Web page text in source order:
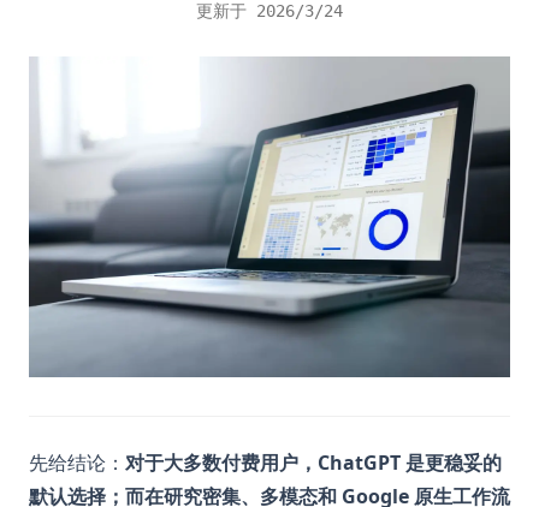
更新于 2026/3/24
先给结论： 对于大多数付费用户，ChatGPT 是更稳妥的
默认选择；而在研究密集、多模态和 Google 原生工作流